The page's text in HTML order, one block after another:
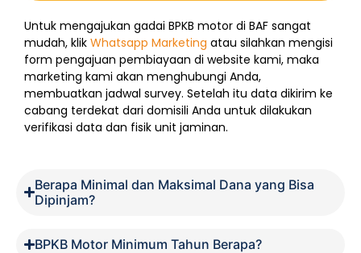
Untuk mengajukan gadai BPKB motor di BAF sangat
mudah, klik Whatsapp Marketing atau silahkan mengisi
form pengajuan pembiayaan di website kami, maka
marketing kami akan menghubungi Anda,
membuatkan jadwal survey. Setelah itu data dikirim ke
cabang terdekat dari domisili Anda untuk dilakukan
verifikasi data dan fisik unit jaminan.
Berapa Minimal dan Maksimal Dana yang Bisa
Dipinjam?
BPKB Motor Minimum Tahun Berapa?